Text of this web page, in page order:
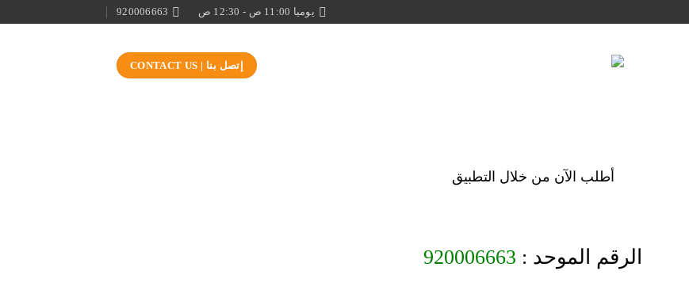
يوميا 11:00 ص - 12:30 ص 920006663
إتصل بنا | CONTACT US
أطلب الآن من خلال التطبيق
الرقم الموحد : 920006663